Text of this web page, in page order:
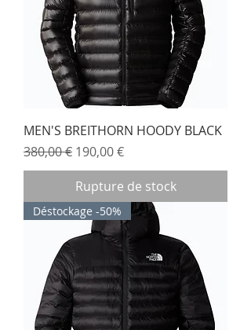
MEN'S BREITHORN HOODY BLACK
Prix original
380,00 € Prix promotionnel
190,00 €
Rupture de stock
Déstockage -50%